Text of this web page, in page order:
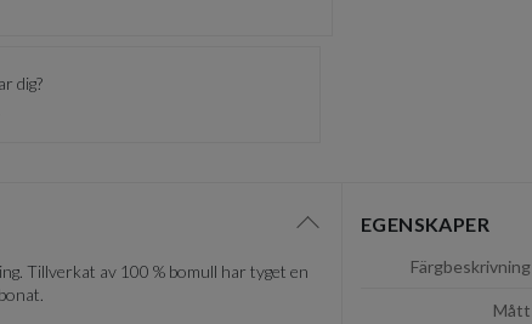
dig?
Visa/dölj
Tillverkat av 100 % bomull har tyget en
EGENSKAPER
Färgbeskrivning
Mått